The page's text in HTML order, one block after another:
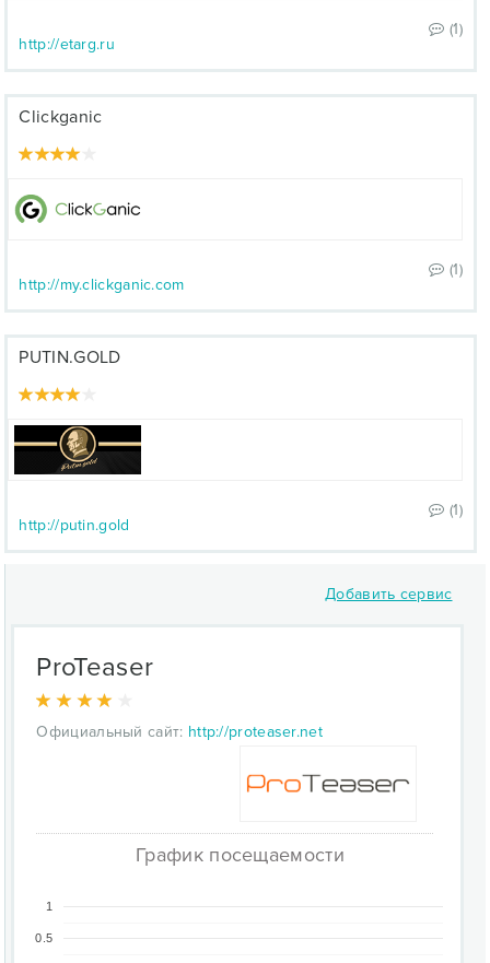
(1)
http://etarg.ru
Clickganic
(1)
http://my.clickganic.com
PUTIN.GOLD
(1)
http://putin.gold
Добавить сервис
ProTeaser
Официальный сайт: http://proteaser.net
График посещаемости
0.5
1